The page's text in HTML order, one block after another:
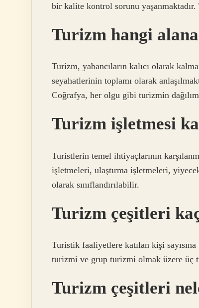
bir kalite kontrol sorunu
Turizm hangi
Turizm, yabancıların kalıcı olarak
seyahatlerinin toplamı olarak
Coğrafya, her olgu gibi turizmin
Turizm işletmesi
Turistlerin temel ihtiyaçlarının
işletmeleri, ulaştırma işletmeleri,
olarak sınıflandırılabilir.
Turizm çeşitleri
Turistik faaliyetlere katılan kişi
turizmi ve grup turizmi olmak üzere üç
Turizm çeşitleri